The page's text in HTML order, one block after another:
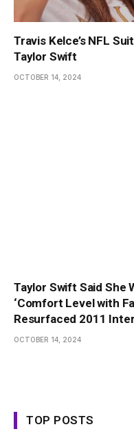
Travis Kelce’s NFL
Taylor Swift
OCTOBER 14, 2024
Taylor Swift Said She
‘Comfort Level with
Resurfaced 2011
OCTOBER 14, 2024
TOP POSTS